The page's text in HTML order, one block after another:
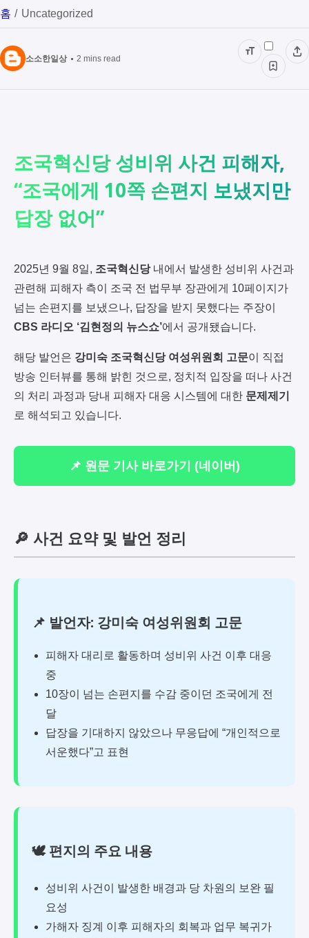
홈 Uncategorized
소소한일상 2 mins read
조국혁신당 성비위 사건 피해자,
“조국에게 10쪽 손편지 보냈지만
답장 없어”
2025년 9월 8일, 조국혁신당내에서 발생한 성비위 사건과
관련해 피해자 측이 조국 전 법무부 장관에게 10페이지가
넘는 손편지를 보냈으나, 답장을 받지 못했다는 주장이
CBS 라디오 ‘김현정의 뉴스쇼’에서 공개됐습니다.
해당 발언은 강미숙 조국혁신당 여성위원회 고문이 직접
방송 인터뷰를 통해 밝힌 것으로, 정치적 입장을 떠나 사건
의 처리 과정과 당내 피해자 대응 시스템에 대한 문제제기
로 해석되고 있습니다.
📌 원문 기사 바로가기 (네이버)
🔎 사건 요약 및 발언 정리
📌 발언자: 강미숙 여성위원회 고문
피해자 대리로 활동하며 성비위 사건 이후 대응
중
10장이 넘는 손편지를 수감 중이던 조국에게 전
달
답장을 기대하지 않았으나 무응답에 “개인적으로
서운했다”고 표현
🕊️ 편지의 주요 내용
성비위 사건이 발생한 배경과 당 차원의 보완 필
요성
가해자 징계 이후 피해자의 회복과 업무 복귀가